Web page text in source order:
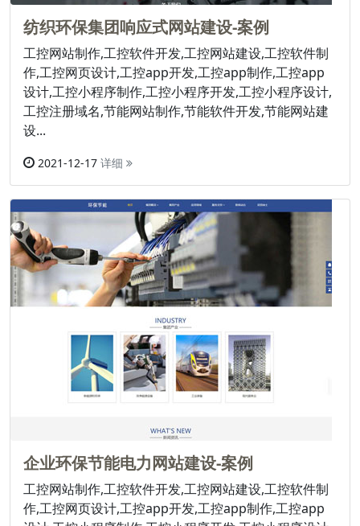
纺织环保集团响应式网站建设-案例
工控网站制作,工控软件开发,工控网站建设,工控软件制
作,工控网页设计,工控app开发,工控app制作,工控app
设计,工控小程序制作,工控小程序开发,工控小程序设计,
工控注册域名,节能网站制作,节能软件开发,节能网站建
设...
2021-12-17 详细
企业环保节能电力网站建设-案例
工控网站制作,工控软件开发,工控网站建设,工控软件制
作,工控网页设计,工控app开发,工控app制作,工控app